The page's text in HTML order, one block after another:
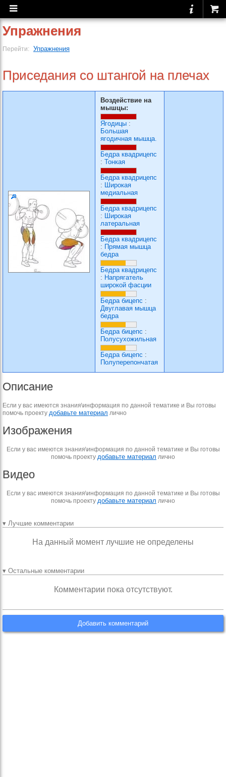
Упражнения
Перейти: Упражнения
Приседания со штангой на плечах
Воздействие на
мышцы:
Ягодицы :
Большая
ягодичная мышца.
Бедра квадрицепс
: Тонкая
Бедра квадрицепс
: Широкая
медиальная
Бедра квадрицепс
: Широкая
латеральная
Бедра квадрицепс
: Прямая мышца
бедра
Бедра квадрицепс
: Напрягатель
широкой фасции
Бедра бицепс :
Двуглавая мышца
бедра
Бедра бицепс :
Полусухожильная
Бедра бицепс :
Полуперепончатая
Описание
Если у вас имеются знания\информация по данной тематике и Вы готовы
помочь проекту добавьте материал лично
Изображения
Если у вас имеются знания\информация по данной тематике и Вы готовы
помочь проекту добавьте материал лично
Видео
Если у вас имеются знания\информация по данной тематике и Вы готовы
помочь проекту добавьте материал лично
▾ Лучшие комментарии
На данный момент лучшие не определены
▾ Остальные комментарии
Комментарии пока отсутствуют.
Добавить комментарий